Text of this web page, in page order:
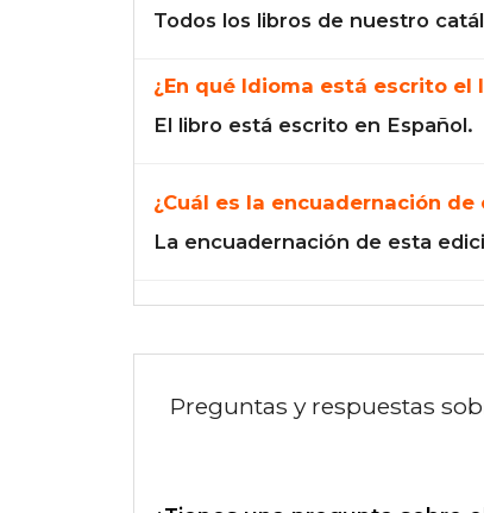
Todos los libros de nuestro
¿En qué Idioma está escrito el
El libro está escrito en Español.
¿Cuál es la encuadernación de
La encuadernación de esta
Preguntas y respuestas